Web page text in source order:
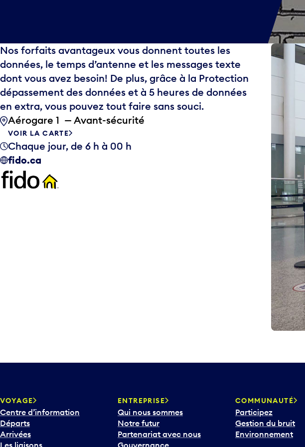
Nos forfaits avantageux vous donnent toutes les
données, le temps d’antenne et les messages texte
dont vous avez besoin! De plus, grâce à la Protection
dépassement des données et à 5 heures de données
en extra, vous pouvez tout faire sans souci.
Aérogare 1 — Avant-sécurité
VOIR LA CARTE
Chaque jour, de 6 h à 00 h
fido.ca
VOYAGE
Centre d’information
Départs
Arrivées
Les liaisons
ENTREPRISE
Qui nous sommes
Notre futur
Partenariat avec nous
Gouvernance
COMMUNAUTÉ
Participez
Gestion du bruit
Environnement